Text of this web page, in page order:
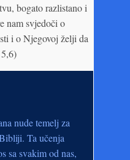
bogato razlistano i
nam svjedoči o
i o Njegovoj želji da
nude temelj za
Ta učenja
sa svakim od nas,